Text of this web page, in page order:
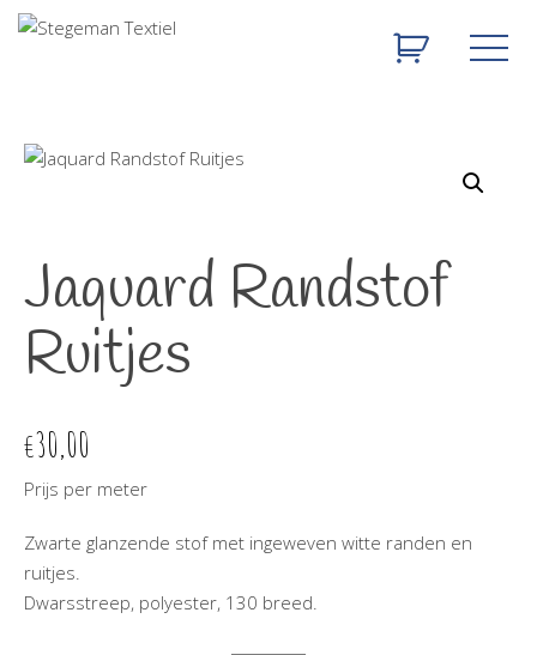
Jaquard Randstof
Ruitjes
€30,00
Prijs per meter
Zwarte glanzende stof met ingeweven witte randen en
ruitjes.
Dwarsstreep, polyester, 130 breed.